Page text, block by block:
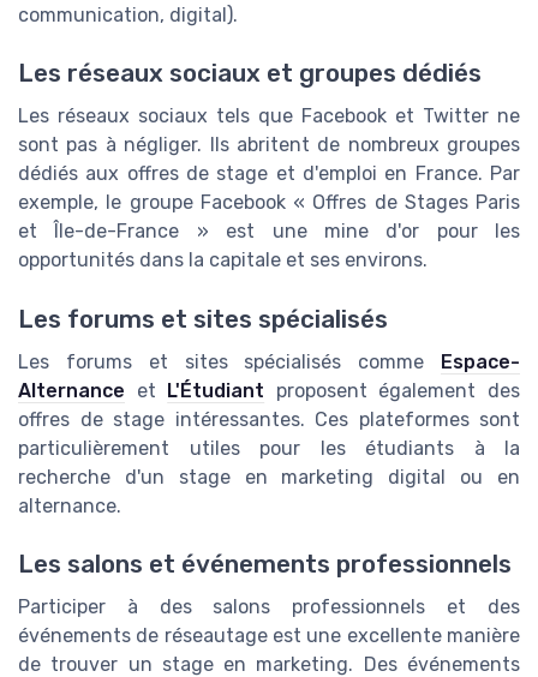
communication, digital).
Les réseaux sociaux et groupes dédiés
Les réseaux sociaux tels que Facebook et Twitter ne
sont pas à négliger. Ils abritent de nombreux groupes
dédiés aux offres de stage et d'emploi en France. Par
exemple, le groupe Facebook « Offres de Stages Paris
et Île-de-France » est une mine d'or pour les
opportunités dans la capitale et ses environs.
Les forums et sites spécialisés
Les forums et sites spécialisés comme Espace-
Alternance et L'Étudiant proposent également des
offres de stage intéressantes. Ces plateformes sont
particulièrement utiles pour les étudiants à la
recherche d'un stage en marketing digital ou en
alternance.
Les salons et événements professionnels
Participer à des salons professionnels et des
événements de réseautage est une excellente manière
de trouver un stage en marketing. Des événements